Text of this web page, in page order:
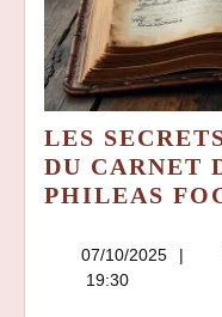
LES
DU CARNET
PHILEAS
07/10/2025 07/
19:30